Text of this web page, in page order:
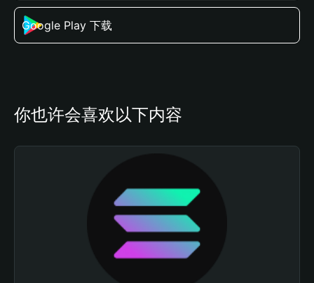
Google Play 下载
你也许会喜欢以下内容